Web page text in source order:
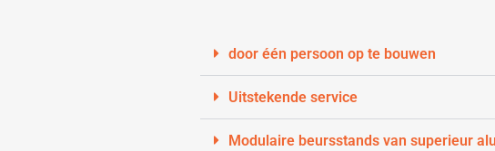
door één persoon op te bouwen
Uitstekende service
Modulaire beursstands van superieur